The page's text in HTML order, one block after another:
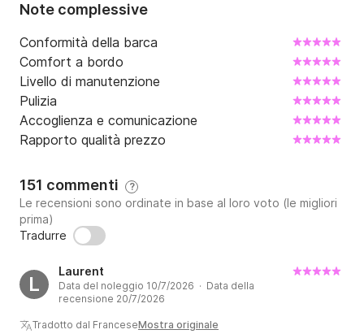
Note complessive
Conformità della barca
Comfort a bordo
Livello di manutenzione
Pulizia
Accoglienza e comunicazione
Rapporto qualità prezzo
151 commenti ?
Le recensioni sono ordinate in base al loro voto (le migliori
prima)
Tradurre
L
Laurent
Data del noleggio 10/7/2026 · Data della
recensione 20/7/2026
Tradotto dal FranceseMostra originale